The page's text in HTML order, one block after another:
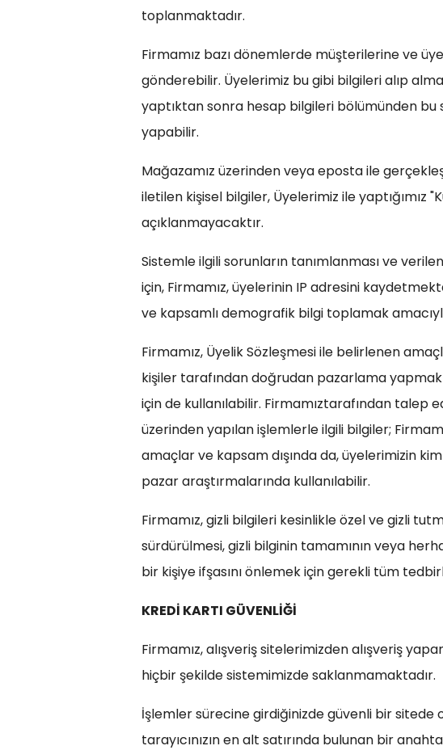
toplanmaktadır.
Firmamız bazı dönemlerde müşterilerine ve
gönderebilir. Üyelerimiz bu gibi bilgileri alıp
yaptıktan sonra hesap bilgileri bölümünden
yapabilir.
Mağazamız üzerinden veya eposta ile
iletilen kişisel bilgiler, Üyelerimiz ile yaptığımız
açıklanmayacaktır.
Sistemle ilgili sorunların tanımlanması ve
için, Firmamız, üyelerinin IP adresini
ve kapsamlı demografik bilgi toplamak
Firmamız, Üyelik Sözleşmesi ile belirlenen
kişiler tarafından doğrudan pazarlama
için de kullanılabilir. Firmamıztarafından talep
üzerinden yapılan işlemlerle ilgili bilgiler;
amaçlar ve kapsam dışında da, üyelerimizin
pazar araştırmalarında kullanılabilir.
Firmamız, gizli bilgileri kesinlikle özel ve gizli
sürdürülmesi, gizli bilginin tamamının veya
bir kişiye ifşasını önlemek için gerekli tüm
KREDİ KARTI GÜVENLİĞİ
Firmamız, alışveriş sitelerimizden alışveriş
hiçbir şekilde sistemimizde saklanmamaktadır.
İşlemler sürecine girdiğinizde güvenli bir sitede
tarayıcınızın en alt satırında bulunan bir